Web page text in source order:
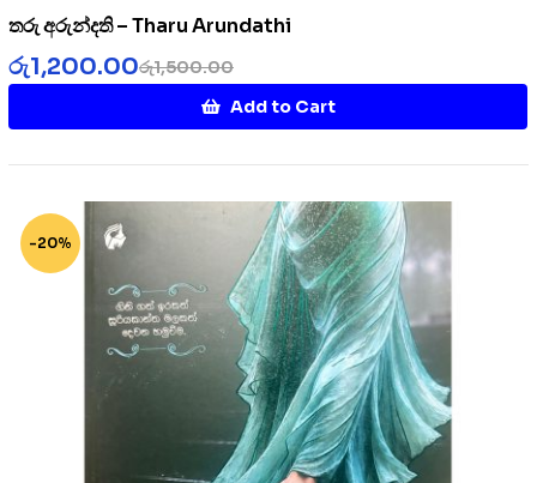
තරු අරුන්දති – Tharu Arundathi
රු1,500.00
රු1,200.00
Add to Cart
-20%